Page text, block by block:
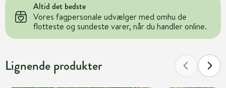
Altid det bedste
Vores fagpersonale udvælger med omhu de
flotteste og sundeste varer, når du handler online.
Lignende produkter